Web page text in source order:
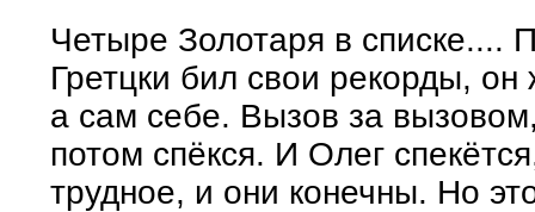
Четыре Золотаря в списке....
Гретцки бил свои рекорды,
а сам себе. Вызов за
потом спёкся. И Олег
трудное, и они конечны. Но